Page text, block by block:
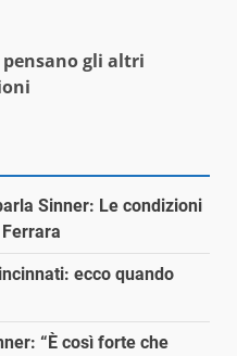
pensano gli altri
Sinner: Le condizioni
ecco quando
“È così forte che